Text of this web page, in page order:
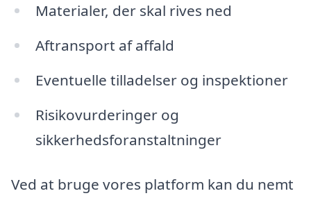
Materialer, der skal rives ned
Aftransport af affald
Eventuelle tilladelser og inspektioner
Risikovurderinger og
sikkerhedsforanstaltninger
Ved at bruge vores platform kan du nemt